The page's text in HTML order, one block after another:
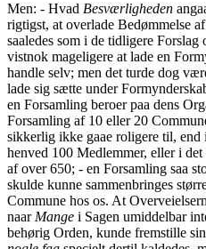
Men: - Hvad Besværligheden
rigtigst, at overlade Bedømmelse
saaledes som i de tidligere
vistnok mageligere at lade en
handle selv; men det turde dog
lade sig sætte under
en Forsamling beroer paa dens
Forsamling af 10 eller 20
sikkerlig ikke gaae roligere til, end
henved 100 Medlemmer, eller i
af over 650; - en Forsamling saa
skulde kunne sammenbringes
Commune hos os. At
naar Mange i Sagen umiddelbar
behørig Orden, kunde fremstille